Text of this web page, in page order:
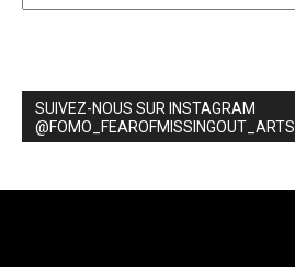
SUIVEZ-NOUS SUR INSTAGRAM
@FOMO_FEAROFMISSINGOUT_ARTS